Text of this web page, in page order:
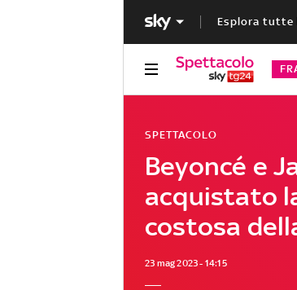
Esplora tutte
Beyoncé e
acquistato
costosa
SPETTACOLO
23 mag 2023 - 14:15